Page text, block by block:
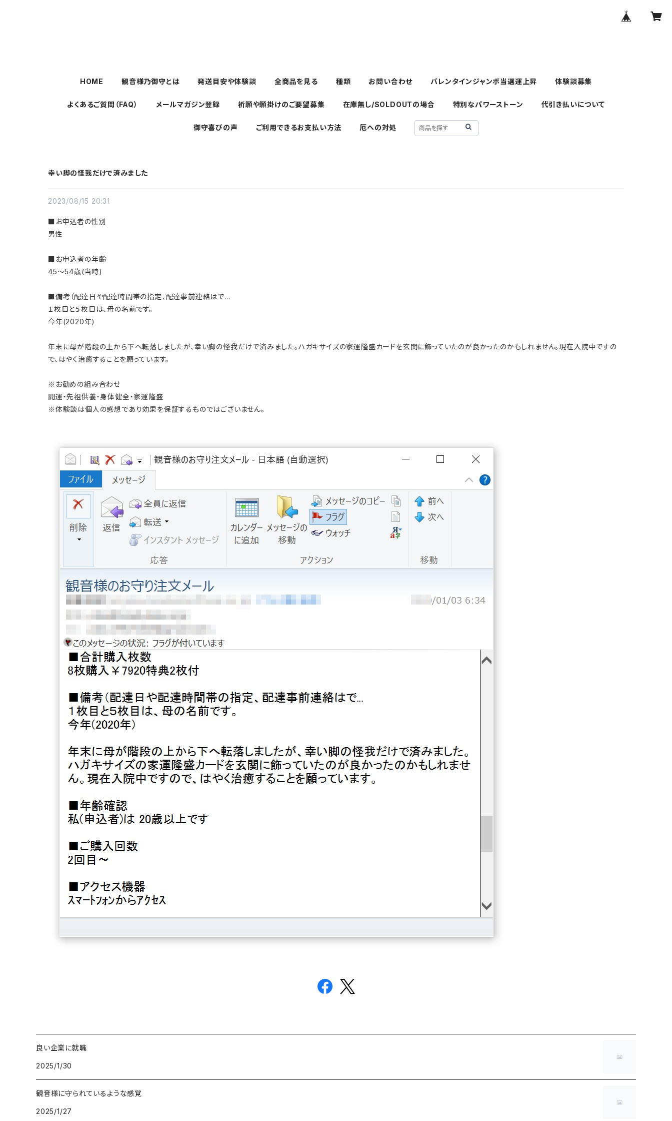
HOME 観音様乃御守とは 発送目安や体験談 全商品を見る 種類 お問い合わせ バレンタインジャンボ当選運上昇 体験談募集
よくあるご質問（FAQ） メールマガジン登録 祈願や願掛けのご要望募集 在庫無し/SOLDOUTの場合 特別なパワーストーン 代引き払いについて
御守喜びの声 ご利用できるお支払い方法 厄への対処
幸い脚の怪我だけで済みました
2023/08/15 20:31
■お申込者の性別
男性
■お申込者の年齢
45～54歳(当時)
■備考（配達日や配達時間帯の指定、配達事前連絡はで...
１枚目と５枚目は、母の名前です。
今年(2020年)
年末に母が階段の上から下へ転落しましたが、幸い脚の怪我だけで済みました。ハガキサイズの家運隆盛カードを玄関に飾っていたのが良かったのかもしれません。現在入院中ですの
で、はやく治癒することを願っています。
※お勧めの組み合わせ
開運・先祖供養・身体健全・家運隆盛
※体験談は個人の感想であり効果を保証するものではございません。
良い企業に就職
2025/1/30
観音様に守られているような感覚
2025/1/27